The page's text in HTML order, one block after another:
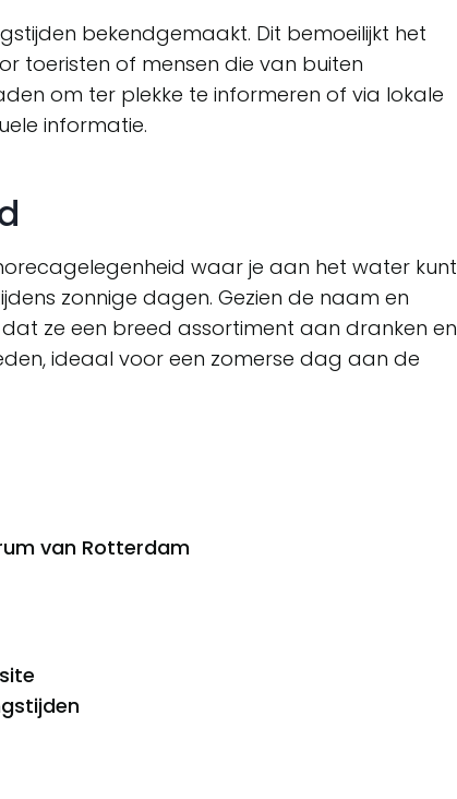
bekendgemaakt. Dit bemoeilijkt het
toeristen of mensen die van buiten
om ter plekke te informeren of via lokale
informatie.
waar je aan het water kunt
zonnige dagen. Gezien de naam en
ze een breed assortiment aan dranken en
ideaal voor een zomerse dag aan de
van Rotterdam